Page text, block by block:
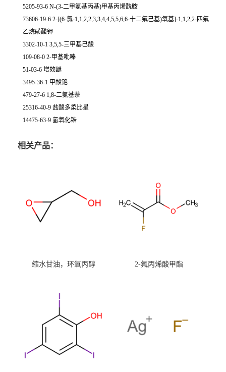
5205-93-6 N-(3-二甲氨基丙基)甲基丙烯酰胺
73606-19-6 2-[(6-氯-1,1,2,2,3,3,4,4,5,5,6,6-十二氟己基)氧基]-1,1,2,2-四氟
乙烷磺酸钾
3302-10-1 3,5,5-三甲基己酸
109-08-0 2-甲基吡嗪
51-03-6 增效醚
3495-36-1 甲酸铯
479-27-6 1,8-二氨基萘
25316-40-9 盐酸多柔比星
14475-63-9 氢氧化锆
相关产品：
缩水甘油，环氧丙醇 2-氟丙烯酸甲酯